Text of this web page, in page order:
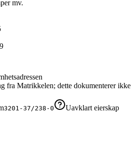
mv.
fra Matrikkelen; dette dokumenterer ikke
3201-37/238-0
Uavklart eierskap